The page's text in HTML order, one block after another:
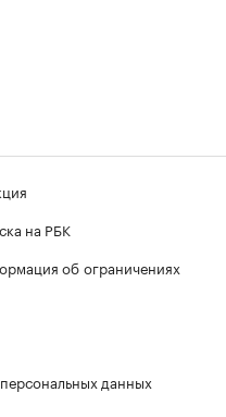
на РБК
об ограничениях
данных